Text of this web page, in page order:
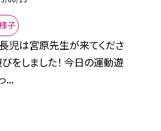
子
児は宮原先生が来てくださ
をしました！ 今日の運動遊
...